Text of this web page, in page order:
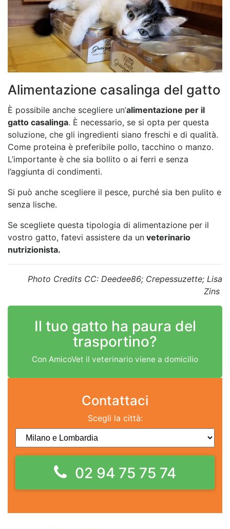
Alimentazione casalinga del gatto
È possibile anche scegliere un’alimentazione per il
gatto casalinga. È necessario, se si opta per questa
soluzione, che gli ingredienti siano freschi e di qualità.
Come proteina è preferibile pollo, tacchino o manzo.
L’importante è che sia bollito o ai ferri e senza
l’aggiunta di condimenti.
Si può anche scegliere il pesce, purché sia ben pulito e
senza lische.
Se scegliete questa tipologia di alimentazione per il
vostro gatto, fatevi assistere da un veterinario
nutrizionista.
Photo Credits CC: Deedee86; Crepessuzette; Lisa
Zins
Il tuo gatto ha paura del
trasportino?
Con AmicoVet il veterinario viene a domicilio
Contattaci
Scegli la città:
02 94 75 75 74